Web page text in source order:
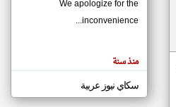
مصادر الأخبار من موريتانيا
اخبار موريتانيا على مدار الساعة
We apologize for the
inconvenience...
منذ سنة
سكاي نيوز عربية
klyoum.com